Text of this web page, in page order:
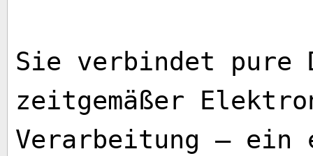
Sie verbindet pure
zeitgemäßer
Verarbeitung –